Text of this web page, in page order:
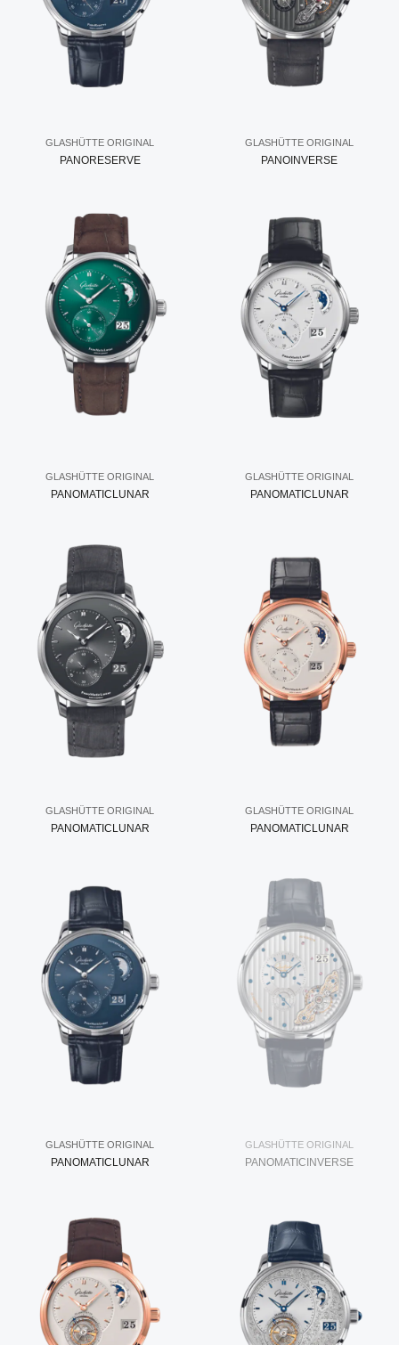
GLASHÜTTE ORIGINAL
PANORESERVE
GLASHÜTTE ORIGINAL
PANOINVERSE
GLASHÜTTE ORIGINAL
PANOMATICLUNAR
GLASHÜTTE ORIGINAL
PANOMATICLUNAR
GLASHÜTTE ORIGINAL
PANOMATICLUNAR
GLASHÜTTE ORIGINAL
PANOMATICLUNAR
GLASHÜTTE ORIGINAL
PANOMATICLUNAR
GLASHÜTTE ORIGINAL
PANOMATICINVERSE